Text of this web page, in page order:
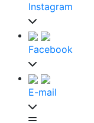
Instagram
Facebook
E-mail